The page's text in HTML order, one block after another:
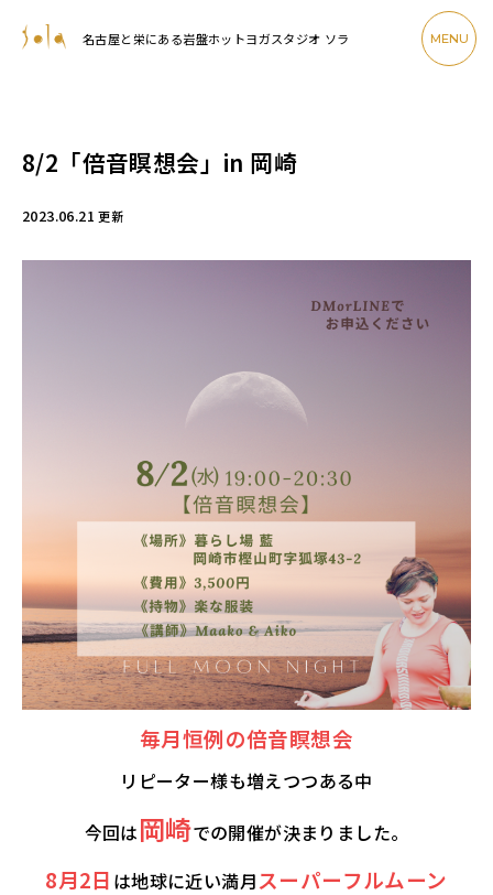
名古屋と栄にある岩盤ホットヨガスタジオ ソラ MENU
8/2「倍音瞑想会」in 岡崎
2023.06.21更新
毎月恒例の倍音瞑想会
リピーター様も増えつつある中
今回は岡崎での開催が決まりました。
8月2日 は地球に近い満月スーパーフルムーン